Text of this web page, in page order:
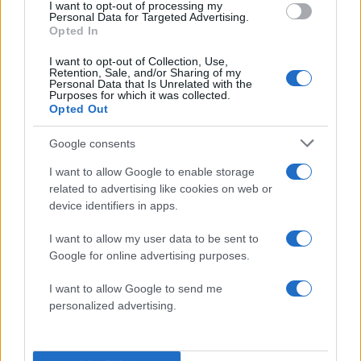
I want to opt-out of processing my
Personal Data for Targeted Advertising.
Opted In
I want to opt-out of Collection, Use,
Retention, Sale, and/or Sharing of my
Personal Data that Is Unrelated with the
Purposes for which it was collected.
Opted Out
Google consents
I want to allow Google to enable storage
related to advertising like cookies on web or
device identifiers in apps.
I want to allow my user data to be sent to
Google for online advertising purposes.
I want to allow Google to send me
personalized advertising.
50786/3319/2014 (Β’ 2418)κοινής
υπουργικής απόφασης, εφόσον το
προϊόντων που μεταφέρονται είναι
τουλάχιστον το 10% του ωφέλιμου
φορτίου.
Τα γερανοφόρα οχήματα εφόσον
σύμφωνα με τα άρθρα 1 και 6 του
ν.3651/2008 (ΦΕΚ Α 44/18.03.2008) και
πέρα των αναγκαίων για την παροχή
υπηρεσιών για το έργο της οδικής
βοήθειας και διαθέτουν έγγραφα ή
σχετική ηλεκτρονική ενημέρωση για το
παροχή της οδικής βοήθειας.